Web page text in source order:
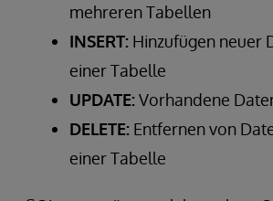
mehreren Tabellen
INSERT: Hinzufügen neuer
einer Tabelle
UPDATE:Vorhandene
DELETE: Entfernen von
einer Tabelle